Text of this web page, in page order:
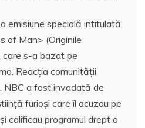
emisiune specială intitulată
of Man> (Originile
care s-a bazat pe
Reacţia comunităţii
NBC a fost invadată de
furioşi care îl acuzau pe
calificau programul drept o